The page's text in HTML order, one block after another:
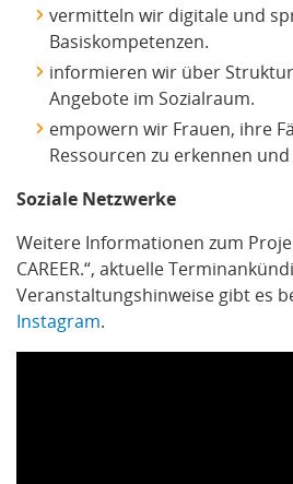
vermitteln wir digitale und
Basiskompetenzen.
informieren wir über
Angebote im Sozialraum.
empowern wir Frauen, ihre
Ressourcen zu erkennen
Soziale Netzwerke
Weitere Informationen zum
CAREER.“, aktuelle
Veranstaltungshinweise gibt es
Instagram.